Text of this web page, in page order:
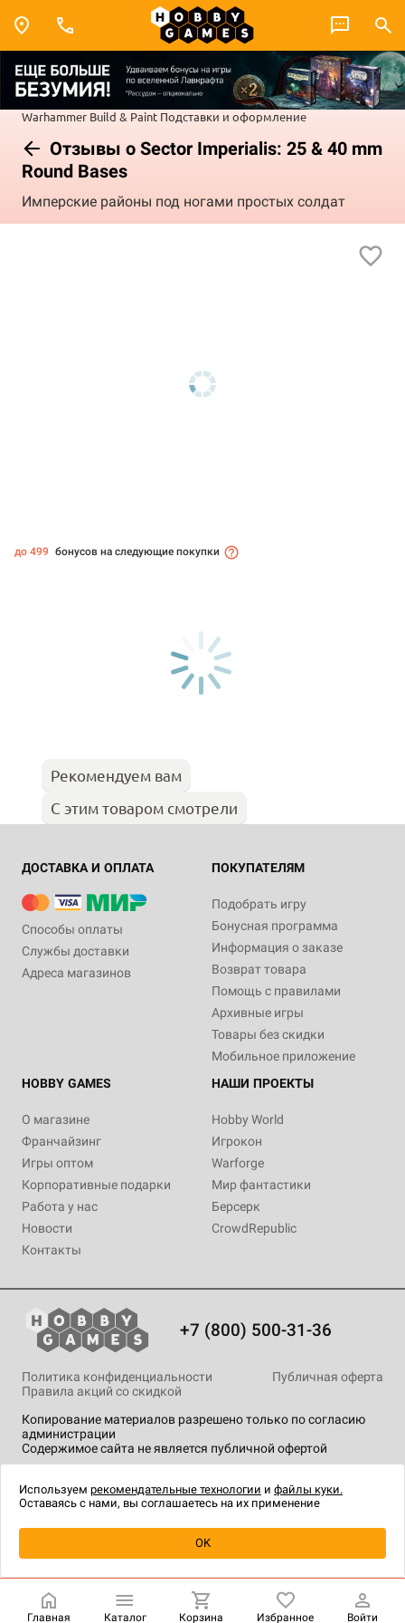
Warhammer Build & Paint Подставки и оформление
Отзывы о Sector Imperialis: 25 & 40 mm
Round Bases
Имперские районы под ногами простых солдат
Уведомить о наличии
до 499 бонусов на следующие покупки
Рекомендуем вам
С этим товаром смотрели
ДОСТАВКА И ОПЛАТА
Способы оплаты
Службы доставки
Адреса магазинов
ПОКУПАТЕЛЯМ
Подобрать игру
Бонусная программа
Информация о заказе
Возврат товара
Помощь с правилами
Архивные игры
Товары без скидки
Мобильное приложение
HOBBY GAMES
О магазине
Франчайзинг
Игры оптом
Корпоративные подарки
Работа у нас
Новости
Контакты
НАШИ ПРОЕКТЫ
Hobby World
Игрокон
Warforge
Мир фантастики
Берсерк
CrowdRepublic
+7 (800) 500-31-36
Копирование материалов разрешено только по согласию
администрации
Содержимое сайта не является публичной офертой
Политика конфиденциальности
Публичная оферта
Правила акций со скидкой
технологии.
Главная Каталог Корзина Избранное Войти
Используем рекомендательные технологии и файлы куки.
Оставаясь с нами, вы соглашаетесь на их применение
OK